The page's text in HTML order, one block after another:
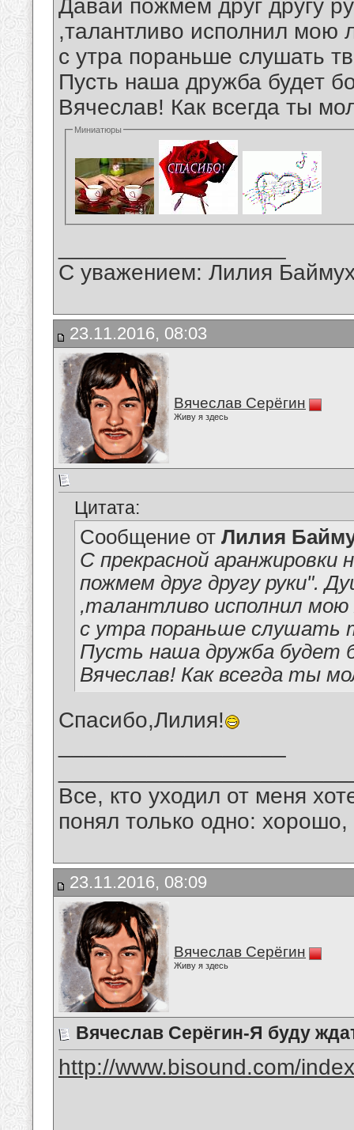
Давай пожмем друг другу
,талантливо исполнил
с утра пораньше слушать
Пусть наша дружба будет
Вячеслав! Как всегда ты
Миниатюры
С уважением: Лилия
23.11.2016, 08:03
Вячеслав Серёгин
Живу я здесь
Цитата:
Сообщение от Лилия
С прекрасной аранжировки
пожмем друг другу руки".
,талантливо исполнил
с утра пораньше слушать
Пусть наша дружба будет
Вячеслав! Как всегда ты
Спасибо,Лилия!
Все, кто уходил от меня
понял только одно:
23.11.2016, 08:09
Вячеслав Серёгин
Живу я здесь
Вячеслав Серёгин-Я буду
http://www.bisound.com/